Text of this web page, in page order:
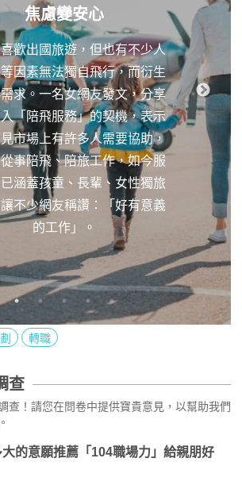
焦慮變安心
歡出國旅遊，但也有不少人
因素無法獨自飛行，而衍生
求。一名女網友發文，分享
「陪飛服務」的契機，表示
市場上有許多人需要協助，
事陪飛、陪旅工作，如今服
涵蓋孩童、長輩、女性獨旅
不少網友稱讚：「好有意義
的工作」。
轉職
查
查！請您在問卷中提供寶貴意見，以幫助我們
的意願推薦「104職場力」給親朋好